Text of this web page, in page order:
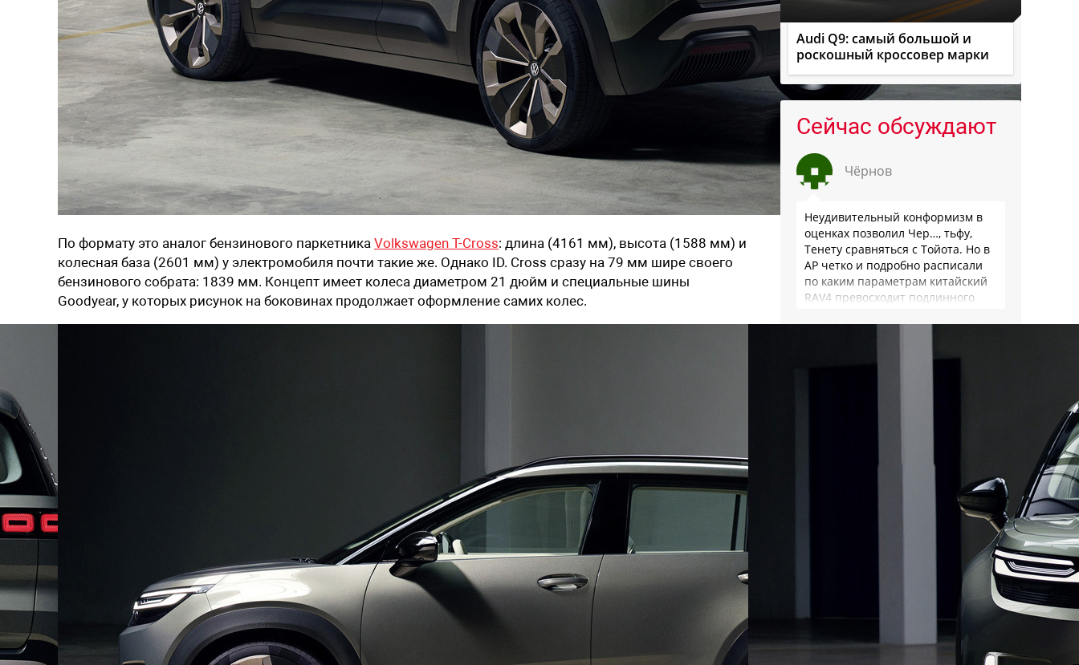
По формату это аналог бензинового паркетника Volkswagen T-Cross: длина (4161 мм), высота (1588 мм) и
колесная база (2601 мм) у электромобиля почти такие же. Однако ID. Cross сразу на 79 мм шире своего
бензинового собрата: 1839 мм. Концепт имеет колеса диаметром 21 дюйм и специальные шины
Goodyear, у которых рисунок на боковинах продолжает оформление самих колес.
Audi Q9: самый большой и
роскошный кроссовер марки
Сейчас обсуждают
Чёрнов
Неудивительный конформизм в
оценках позволил Чер…, тьфу,
Тенету сравняться с Тойота. Но в
АР четко и подробно расписали
по каким параметрам китайский
RAV4 превосходит подлинного
подвеска едет ровно и приятно …
салона и предельной динамики.
Но китаефилам, как обычно, хоть
ссы в глаза.